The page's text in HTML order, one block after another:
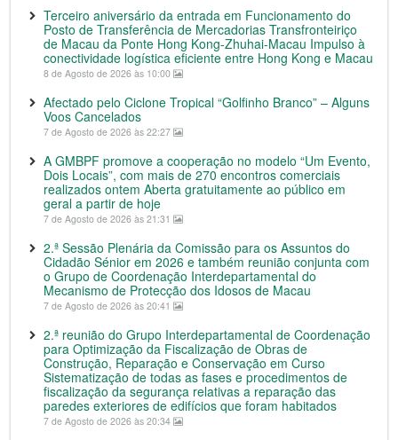
Terceiro aniversário da entrada em Funcionamento do
Posto de Transferência de Mercadorias Transfronteiriço
de Macau da Ponte Hong Kong-Zhuhai-Macau Impulso à
conectividade logística eficiente entre Hong Kong e Macau
8 de Agosto de 2026 às 10:00
Afectado pelo Ciclone Tropical “Golfinho Branco” – Alguns
Voos Cancelados
7 de Agosto de 2026 às 22:27
A GMBPF promove a cooperação no modelo “Um Evento,
Dois Locais”, com mais de 270 encontros comerciais
realizados ontem Aberta gratuitamente ao público em
geral a partir de hoje
7 de Agosto de 2026 às 21:31
2.ª Sessão Plenária da Comissão para os Assuntos do
Cidadão Sénior em 2026 e também reunião conjunta com
o Grupo de Coordenação Interdepartamental do
Mecanismo de Protecção dos Idosos de Macau
7 de Agosto de 2026 às 20:41
2.ª reunião do Grupo Interdepartamental de Coordenação
para Optimização da Fiscalização de Obras de
Construção, Reparação e Conservação em Curso
Sistematização de todas as fases e procedimentos de
fiscalização da segurança relativas a reparação das
paredes exteriores de edifícios que foram habitados
7 de Agosto de 2026 às 20:34